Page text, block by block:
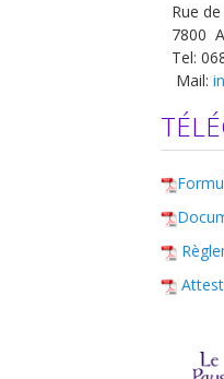
Rue de
7800
Tel: 068/
Mail: